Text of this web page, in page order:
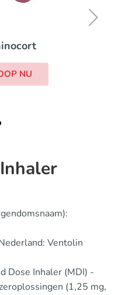
NU
Ventolin
Dose Inhaler (MDI) -
(1,25 mg,